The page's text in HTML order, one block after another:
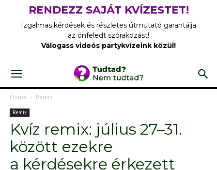
RENDEZZ SAJÁT KVÍZESTET!
Izgalmas kérdések és részletes útmutató garantálja
az önfeledt szórakozást!
Válogass videós partykvízeink közül!
Home Remix
Remix
Kvíz remix: július 27–31.
között ezekre
a kérdésekre érkezett